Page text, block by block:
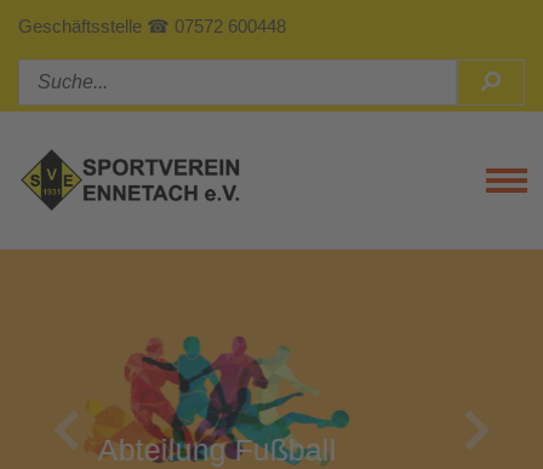
Geschäftsstelle ☎ 07572 600448
Abteilung Turnen
Previous